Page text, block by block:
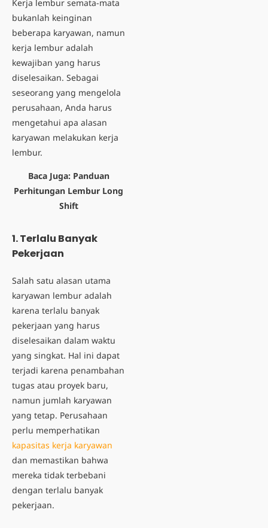
Kerja lembur semata-mata
bukanlah keinginan
beberapa karyawan, namun
kerja lembur adalah
kewajiban yang harus
diselesaikan. Sebagai
seseorang yang mengelola
perusahaan, Anda harus
mengetahui apa alasan
karyawan melakukan kerja
lembur.
Baca Juga: Panduan
Perhitungan Lembur Long
Shift
1. Terlalu Banyak
Pekerjaan
Salah satu alasan utama
karyawan lembur adalah
karena terlalu banyak
pekerjaan yang harus
diselesaikan dalam waktu
yang singkat. Hal ini dapat
terjadi karena penambahan
tugas atau proyek baru,
namun jumlah karyawan
yang tetap. Perusahaan
perlu memperhatikan
kapasitas kerja karyawan
dan memastikan bahwa
mereka tidak terbebani
dengan terlalu banyak
pekerjaan.